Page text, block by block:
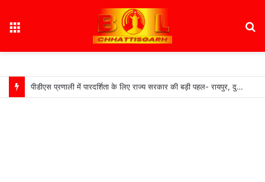
पीडीएस प्रणाली में पारदर्शिता के लिए राज्य सरकार की बड़ी पहल- रायपुर, दुर्ग और बिलासपुर में तीन ‘अन्नपूर्ति ग्रेन एटीएम‘ का शुभारंभ…